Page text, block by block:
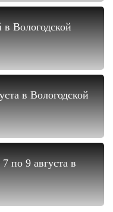
в Вологодской
в Вологодской
по 9 августа в